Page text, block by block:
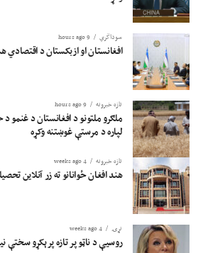
سوداگري 9 hours ago
افغانستان او ازبکستان د اقتصادي
تازه خبرونه 9 hours ago
ملګرو ملتونو د افغانستان د غنمو
لپاره د مرستې غوښتنه وکړه
تازه خبرونه 4 weeks ago
هند افغان ځوانانو ته زر آنلاین
نړۍ 4 weeks ago
روسیې د ناټو پر تازه پرېکړو سختې